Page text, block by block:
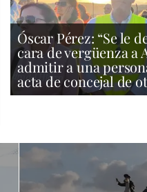
Óscar Pérez: “Se le
cara de vergüenza a
admitir a una
acta de concejal de